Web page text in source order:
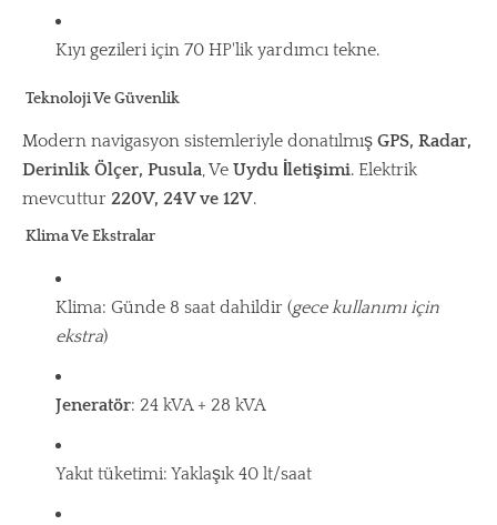
Kıyı gezileri için 70 HP'lik yardımcı tekne.
Teknoloji Ve Güvenlik
Modern navigasyon sistemleriyle donatılmış GPS, Radar,
Derinlik Ölçer, Pusula, Ve Uydu İletişimi. Elektrik
mevcuttur 220V, 24V ve 12V.
Klima Ve Ekstralar
Klima: Günde 8 saat dahildir (gece kullanımı için
ekstra)
Jeneratör: 24 kVA + 28 kVA
Yakıt tüketimi: Yaklaşık 40 lt/saat